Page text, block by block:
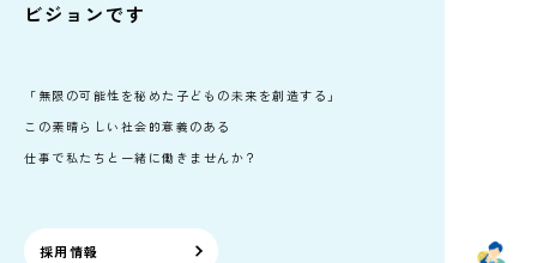
ビジョンです
「無限の可能性を秘めた子どもの未来を創造する」
この素晴らしい社会的意義のある
仕事で私たちと一緒に働きませんか？
採用情報